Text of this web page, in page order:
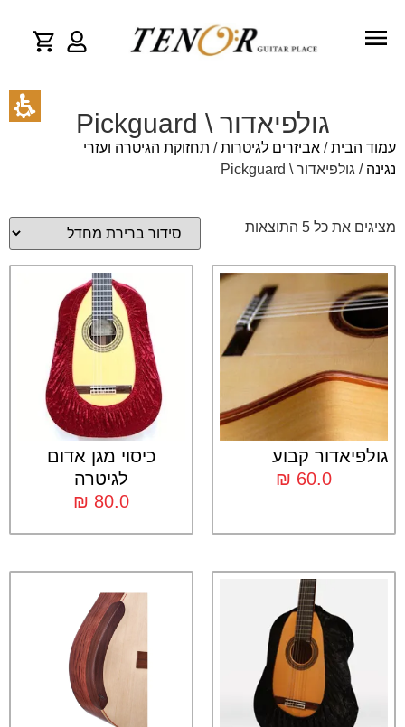
גולפיאדור \ Pickguard
עמוד הבית/ אביזרים לגיטרות/ תחזוקת הגיטרה ועזרי
נגינה / גולפיאדור \ Pickguard
מציגים את כל ⁦5⁩ התוצאות
גולפיאדור קבוע
₪ 60.0
כיסוי מגן אדום
לגיטרה
₪ 80.0